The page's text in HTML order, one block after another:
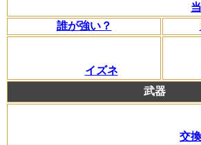
誰が強い？
イズネ
武器
交